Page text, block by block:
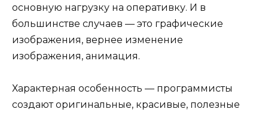
основную нагрузку на оперативку. И в
большинстве случаев — это графические
изображения, вернее изменение
изображения, анимация.
Характерная особенность — программисты
создают оригинальные, красивые, полезные